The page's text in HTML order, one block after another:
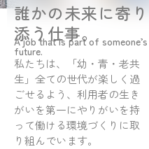
誰かの未来に寄り
添う仕事。
A job that is part of someone’s
future.
私たちは、「幼・青・老共
生」全ての世代が楽しく過
ごせるよう、利用者の生き
がいを第一にやりがいを持
って働ける環境づくりに取
り組んでいます。